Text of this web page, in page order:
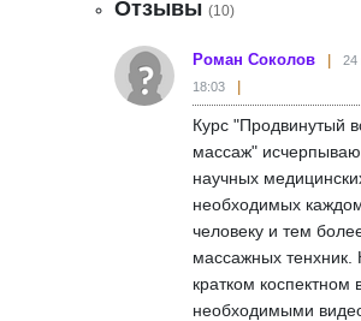
Отзывы (10)
Роман Соколов
24
18:03
Курс "Продвинутый
массаж"
научных
необходимых
человеку и тем
массажных тенхник.
кратком коспектном
необходимыми